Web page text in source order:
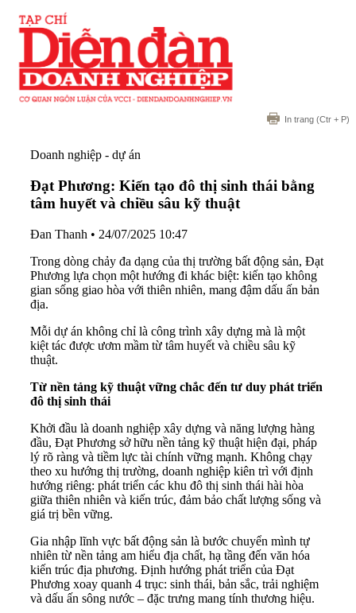
In trang (Ctr + P)
Doanh nghiệp - dự án
Đạt Phương: Kiến tạo đô thị sinh thái bằng
tâm huyết và chiều sâu kỹ thuật
Đan Thanh • 24/07/2025 10:47
Trong dòng chảy đa dạng của thị trường bất động sản, Đạt
Phương lựa chọn một hướng đi khác biệt: kiến tạo không
gian sống giao hòa với thiên nhiên, mang đậm dấu ấn bản
địa.
Mỗi dự án không chỉ là công trình xây dựng mà là một
kiệt tác được ươm mầm từ tâm huyết và chiều sâu kỹ
thuật.
Từ nền tảng kỹ thuật vững chắc đến tư duy phát triển
đô thị sinh thái
Khởi đầu là doanh nghiệp xây dựng và năng lượng hàng
đầu, Đạt Phương sở hữu nền tảng kỹ thuật hiện đại, pháp
lý rõ ràng và tiềm lực tài chính vững mạnh. Không chạy
theo xu hướng thị trường, doanh nghiệp kiên trì với định
hướng riêng: phát triển các khu đô thị sinh thái hài hòa
giữa thiên nhiên và kiến trúc, đảm bảo chất lượng sống và
giá trị bền vững.
Gia nhập lĩnh vực bất động sản là bước chuyển mình tự
nhiên từ nền tảng am hiểu địa chất, hạ tầng đến văn hóa
kiến trúc địa phương. Định hướng phát triển của Đạt
Phương xoay quanh 4 trục: sinh thái, bản sắc, trải nghiệm
và dấu ấn sông nước – đặc trưng mang tính thương hiệu.